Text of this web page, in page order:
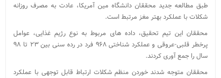
طبق مطالعه جدید محققان دانشگاه مین آمریکا، عادت به مصرف روزانه
شکلات با عملکرد بهتر مغز مرتبط است.
محققان این تیم تحقیق، داده های مربوط به نوع رژیم غذایی، عوامل
پرخطر قلبی-عروقی و عملکرد شناختی ۹۶۸ فرد در رده سنی بین ۲۳ تا ۹۸
سال را جمع آوری کردند.
محققان متوجه شدند خوردن منظم شکلات ارتباط قابل توجهی با عملکرد